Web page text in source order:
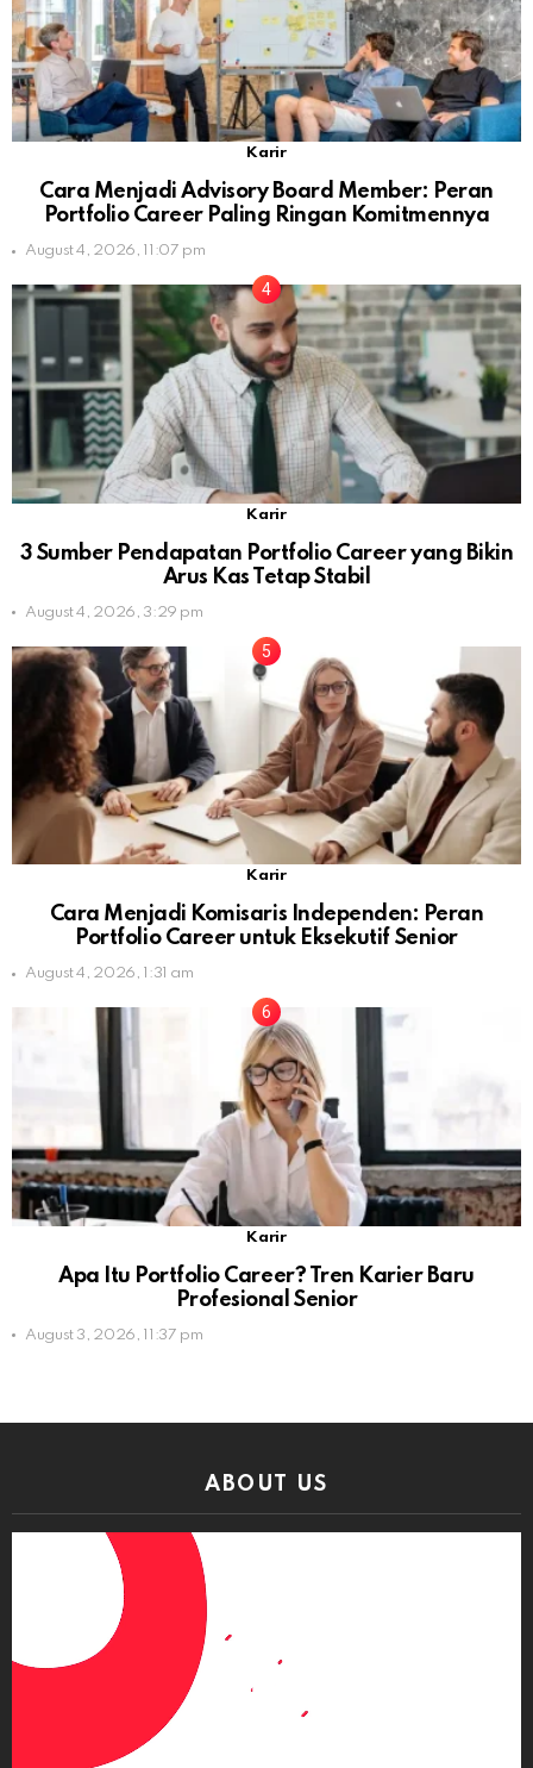
Karir
Cara Menjadi Advisory Board Member: Peran
Portfolio Career Paling Ringan Komitmennya
August 4, 2026, 11:07 pm
Karir
3 Sumber Pendapatan Portfolio Career yang Bikin
Arus Kas Tetap Stabil
August 4, 2026, 3:29 pm
Karir
Cara Menjadi Komisaris Independen: Peran
Portfolio Career untuk Eksekutif Senior
August 4, 2026, 1:31 am
Karir
Apa Itu Portfolio Career? Tren Karier Baru
Profesional Senior
August 3, 2026, 11:37 pm
ABOUT US